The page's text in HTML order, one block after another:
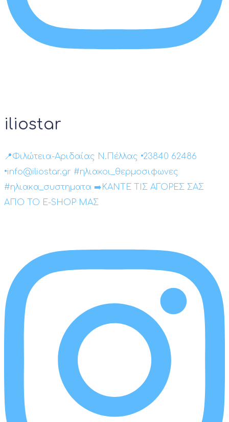
iliostar
📍Φιλώτεια-Αριδαίας Ν.Πέλλας •23840 62486
•info@iliostar.gr #ηλιακοι_θερμοσιφωνες
#ηλιακα_συστηματα ➡️ΚΑΝΤΕ ΤΙΣ ΑΓΟΡΕΣ ΣΑΣ
ΑΠΟ ΤΟ E-SHOP ΜΑΣ